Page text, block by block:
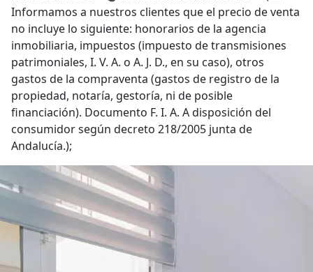
Informamos a nuestros clientes que el precio de venta
no incluye lo siguiente: honorarios de la agencia
inmobiliaria, impuestos (impuesto de transmisiones
patrimoniales, I. V. A. o A. J. D., en su caso), otros
gastos de la compraventa (gastos de registro de la
propiedad, notaría, gestoría, ni de posible
financiación). Documento F. I. A. A disposición del
consumidor según decreto 218/2005 junta de
Andalucía.);